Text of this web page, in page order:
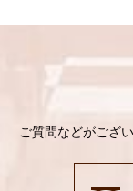
ご質問などがござ